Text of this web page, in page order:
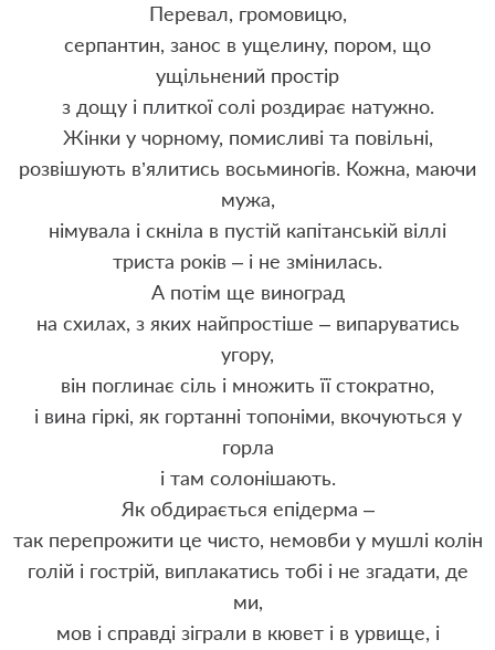
Перевал, громовицю,
серпантин, занос в ущелину, пором, що
ущільнений простір
з дощу і плиткої солі роздирає натужно.
Жінки у чорному, помисливі та повільні,
розвішують в’ялитись восьминогів. Кожна, маючи
мужа,
німувала і скніла в пустій капітанській віллі
триста років – і не змінилась.
А потім ще виноград
на схилах, з яких найпростіше – випаруватись
угору,
він поглинає сіль і множить її стократно,
і вина гіркі, як гортанні топоніми, вкочуються у
горла
і там солонішають.
Як обдирається епідерма –
так перепрожити це чисто, немовби у мушлі колін
голій і гострій, виплакатись тобі і не згадати, де
ми,
мов і справді зіграли в кювет і в урвище, і